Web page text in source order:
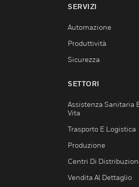
SERVIZI
Automazione
Produttività
Sicurezza
SETTORI
Assistenza Sanitaria
Vita
Trasporto E Logistica
Produzione
Centri Di
Vendita Al Dettaglio